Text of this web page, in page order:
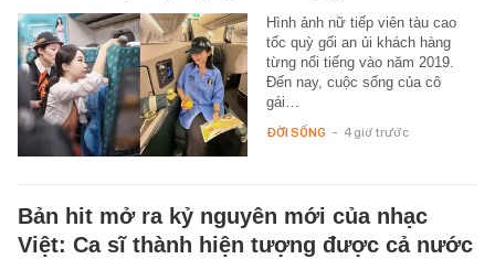
Hình ảnh nữ tiếp viên tàu cao
tốc quỳ gối an ủi khách hàng
từng nổi tiếng vào năm 2019.
Đến nay, cuộc sống của cô
gái…
ĐỜI SỐNG - 4 giờ trước
Bản hit mở ra kỷ nguyên mới của nhạc
Việt: Ca sĩ thành hiện tượng được cả nước